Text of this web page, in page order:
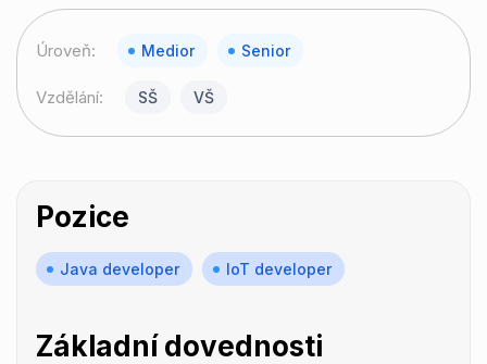
Úroveň: Medior Senior
Vzdělání: SŠ VŠ
Pozice
Java developer IoT developer
Základní dovednosti